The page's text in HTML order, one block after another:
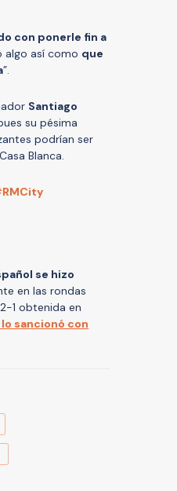
con ponerle fin a
algo así como que
”.
Santiago
su pésima
podrían ser
Blanca.
se hizo
en las rondas
1 obtenida en
lo sancionó con